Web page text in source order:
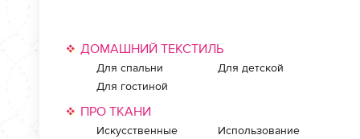
ДОМАШНИЙ ТЕКСТИЛЬ
Для спальни
Для детской
Для гостиной
ПРО ТКАНИ
Искусственные
Использование